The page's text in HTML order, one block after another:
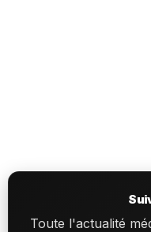
Toute l'actualité